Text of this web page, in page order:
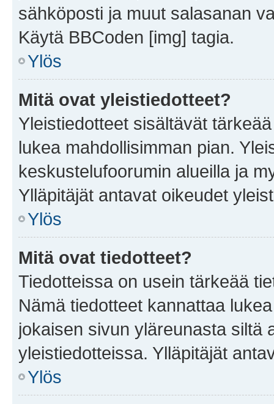
sähköposti ja muut salasanan
Käytä BBCoden [img] tagia.
Ylös
Mitä ovat yleistiedotteet?
Yleistiedotteet sisältävät
lukea mahdollisimman pian.
keskustelufoorumin alueilla ja
Ylläpitäjät antavat oikeudet
Ylös
Mitä ovat tiedotteet?
Tiedotteissa on usein tärkeää
Nämä tiedotteet kannattaa
jokaisen sivun yläreunasta siltä
yleistiedotteissa. Ylläpitäjät
Ylös